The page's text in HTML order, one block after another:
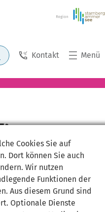
Kontakt Menü
Cookies Sie auf
Dort können Sie auch
Wir nutzen
Funktionen der
Aus diesem Grund sind
Optionale Dienste